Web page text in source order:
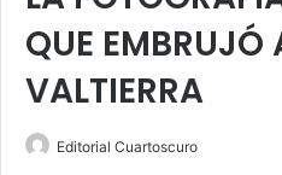
QUE EMBRUJÓ
VALTIERRA
Editorial Cuartoscuro